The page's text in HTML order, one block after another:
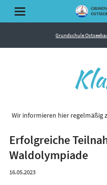
Grundschule
Wir informieren hier regelmäßig
Erfolgreiche
Waldolympiade
16.05.2023